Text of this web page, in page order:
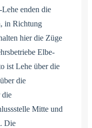
enden die
in Richtung
hier die Züge
Elbe-
ist Lehe über die
die
die
Mitte und
Die